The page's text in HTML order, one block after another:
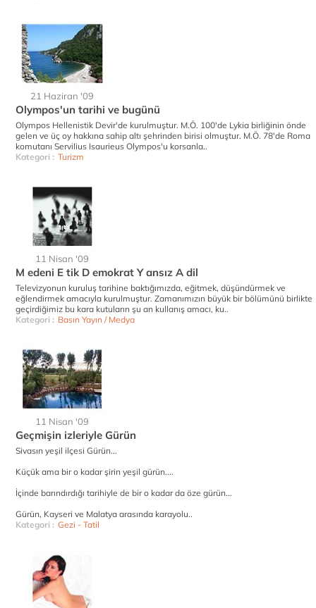
21 Haziran '09
Olympos'un tarihi ve bugünü
Olympos Hellenistik Devir'de kurulmuştur. M.Ö. 100'de Lykia birliğinin önde
gelen ve üç oy hakkına sahip altı şehrinden birisi olmuştur. M.Ö. 78'de Roma
komutanı Servilius Isaurieus Olympos'u korsanla..
Kategori : Turizm
11 Nisan '09
M edeni E tik D emokrat Y ansız A dil
Televizyonun kuruluş tarihine baktığımızda, eğitmek, düşündürmek ve
eğlendirmek amacıyla kurulmuştur. Zamanımızın büyük bir bölümünü birlikte
geçirdiğimiz bu kara kutuların şu an kullanış amacı, ku..
Kategori : Basın Yayın / Medya
11 Nisan '09
Geçmişin izleriyle Gürün
Sivasın yeşil ilçesi Gürün...
Küçük ama bir o kadar şirin yeşil gürün....
İçinde barındırdığı tarihiyle de bir o kadar da öze gürün...
Gürün, Kayseri ve Malatya arasında karayolu..
Kategori : Gezi - Tatil